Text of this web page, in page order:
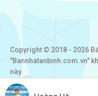
Copyright © 2018 - 2026
"Bannhatanbinh.com.vn"
này.